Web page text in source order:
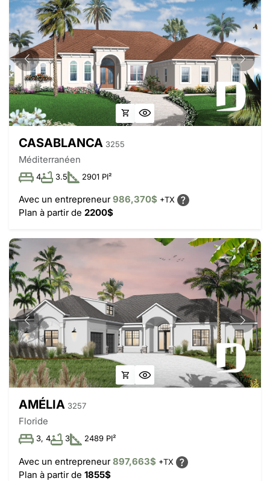
CASABLANCA 3255
Méditerranéen
4 3.5 2901 PI²
Avec un entrepreneur986,370$ +TX
Plan à partir de 2200$
AMÉLIA 3257
Floride
3, 4 3 2489 PI²
Avec un entrepreneur897,663$ +TX
Plan à partir de 1855$